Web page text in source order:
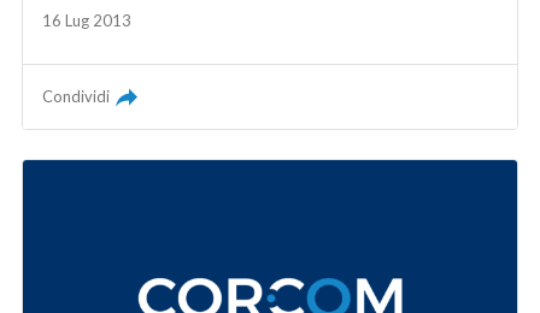
16 Lug 2013
Condividi